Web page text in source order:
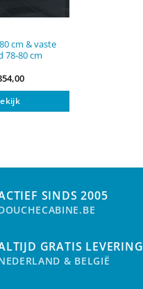
cm & vaste
78-80 cm
SINDS 2005
GRATIS LEVERING
& BELGIË